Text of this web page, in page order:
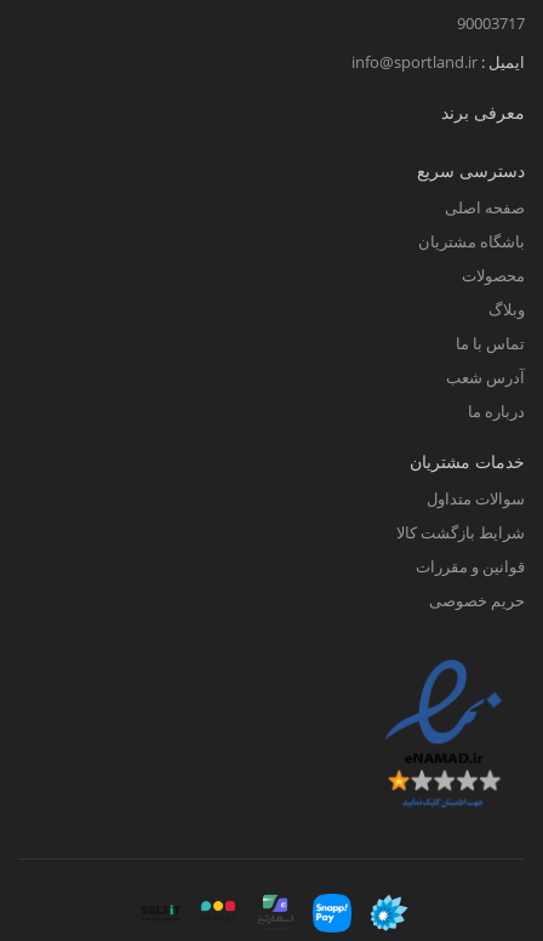
90003717
ایمیل : info@sportland.ir
معرفی برند
دسترسی سریع
صفحه اصلی
باشگاه مشتریان
محصولات
وبلاگ
تماس با ما
آدرس شعب
درباره ما
خدمات مشتریان
سوالات متداول
شرایط بازگشت کالا
قوانین و مقررات
حریم خصوصی